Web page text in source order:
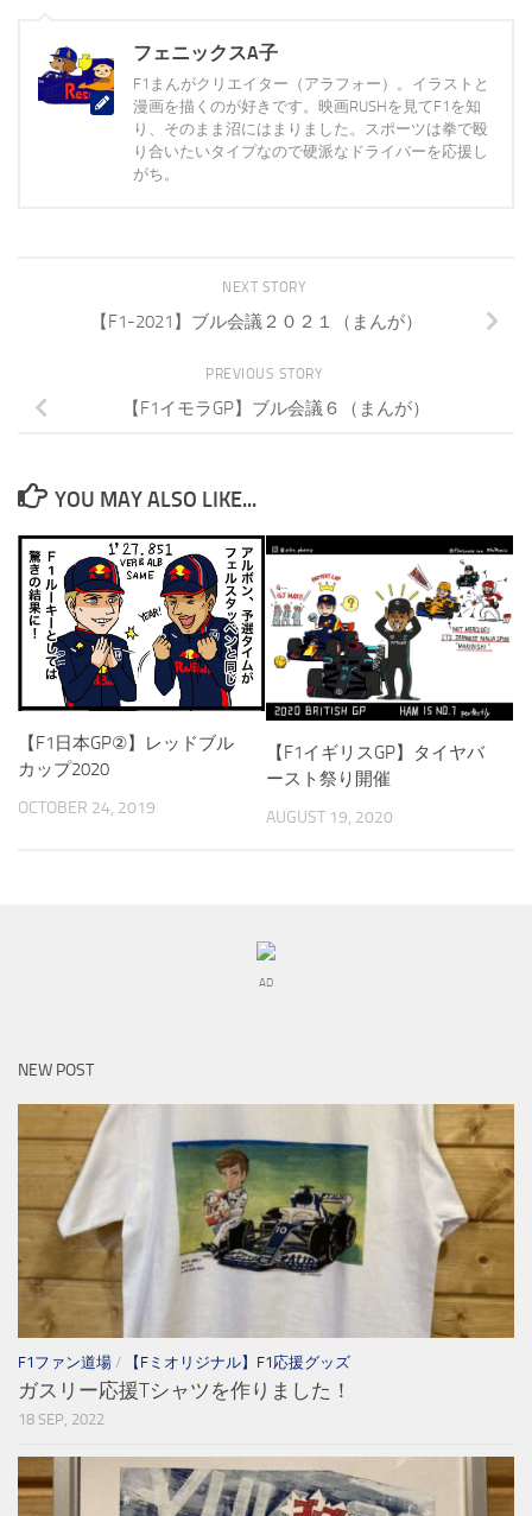
フェニックスA子
F1まんがクリエイター（アラフォー）。イラストと
漫画を描くのが好きです。映画RUSHを見てF1を知
り、そのまま沼にはまりました。スポーツは拳で殴
り合いたいタイプなので硬派なドライバーを応援し
がち。
NEXT STORY
【F1-2021】ブル会議２０２１（まんが）
PREVIOUS STORY
【F1イモラGP】ブル会議６（まんが）
YOU MAY ALSO LIKE...
【F1日本GP②】レッドブル
カップ2020
OCTOBER 24, 2019
【F1イギリスGP】タイヤバ
ースト祭り開催
AUGUST 19, 2020
AD
NEW POST
F1ファン道場 / 【Fミオリジナル】F1応援グッズ
ガスリー応援Tシャツを作りました！
18 SEP, 2022